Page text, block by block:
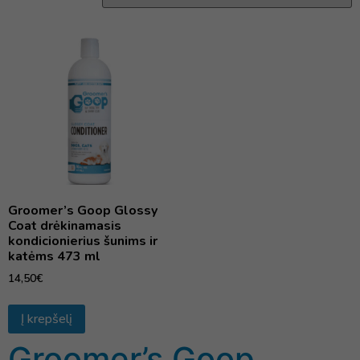
Groomer’s Goop Glossy
Coat drėkinamasis
kondicionierius šunims ir
katėms 473 ml
14,50€
Į krepšelį